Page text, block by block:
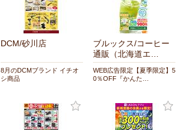
DCM/砂川店
8月のDCMブランド イチオ
シ商品
ブルックス/コーヒー
通販（北海道エ…
WEB広告限定【夏季限定】5
0％OFF『かんた…